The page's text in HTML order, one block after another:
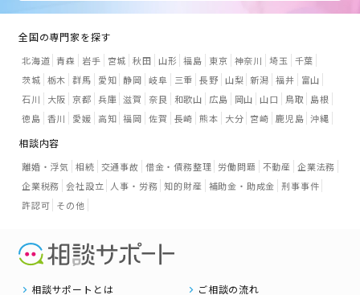
全国の専門家を探す
北海道 青森 岩手 宮城 秋田 山形 福島 東京 神奈川 埼玉
千葉
茨城 栃木 群馬 愛知 静岡 岐阜 三重 長野 山梨 新潟 福井
富山
石川
大阪 京都 兵庫 滋賀 奈良 和歌山 広島 岡山 山口 鳥取
島根
徳島 香川 愛媛 高知 福岡 佐賀 長崎 熊本 大分 宮崎 鹿児島 沖縄
相談内容
離婚・浮気 相続 交通事故 借金・債務整理 労働問題 不動産 企業法務
企業税務 会社設立 人事・労務 知的財産 補助金・助成金 刑事事件
許認可 その他
相談サポートとは
ご相談の流れ